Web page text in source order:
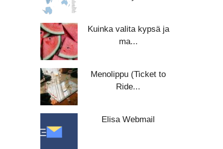
Kuinka valita kypsä ja
ma...
Menolippu (Ticket to
Ride...
Elisa Webmail